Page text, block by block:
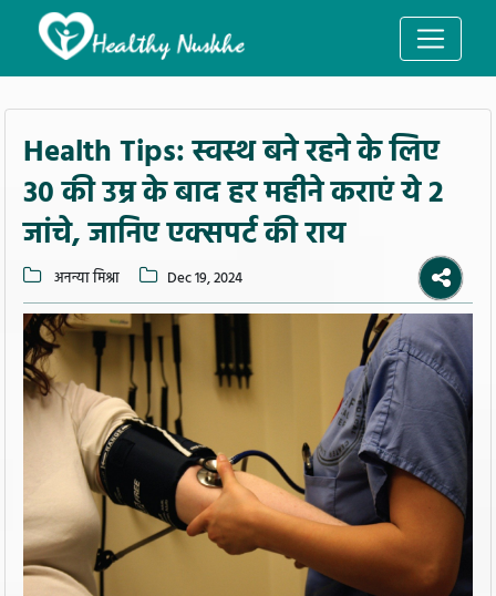
Health Tips: स्वस्थ बने रहने के लिए
30 की उम्र के बाद हर महीने कराएं ये 2
जांचे, जानिए एक्सपर्ट की राय
अनन्या मिश्रा Dec 19, 2024